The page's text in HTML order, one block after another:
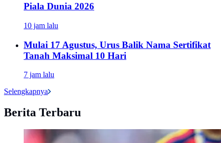
Piala Dunia 2026
10 jam lalu
Mulai 17 Agustus, Urus Balik Nama Sertifikat
Tanah Maksimal 10 Hari
7 jam lalu
Selengkapnya
Berita Terbaru